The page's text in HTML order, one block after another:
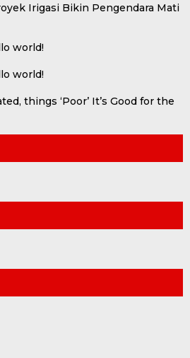
Irigasi Bikin Pengendara Mati
world!
world!
things ‘Poor’ It’s Good for the